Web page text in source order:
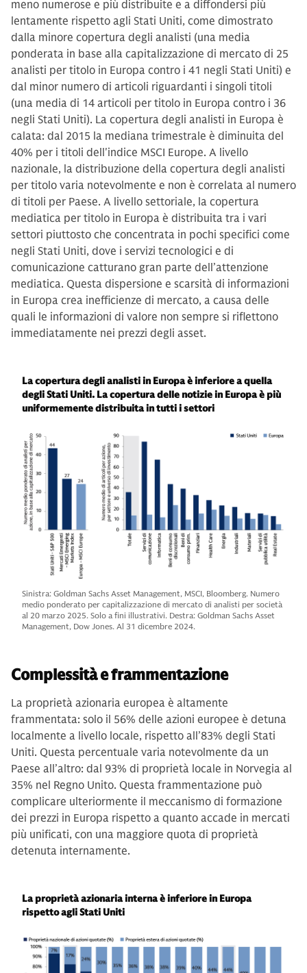
meno numerose e più distribuite e a diffondersi più
lentamente rispetto agli Stati Uniti, come dimostrato
dalla minore copertura degli analisti (una media
ponderata in base alla capitalizzazione di mercato di 25
analisti per titolo in Europa contro i 41 negli Stati Uniti) e
dal minor numero di articoli riguardanti i singoli titoli
(una media di 14 articoli per titolo in Europa contro i 36
negli Stati Uniti). La copertura degli analisti in Europa è
calata: dal 2015 la mediana trimestrale è diminuita del
40% per i titoli dell'indice MSCI Europe. A livello
nazionale, la distribuzione della copertura degli analisti
per titolo varia notevolmente e non è correlata al numero
di titoli per Paese. A livello settoriale, la copertura
mediatica per titolo in Europa è distribuita tra i vari
settori piuttosto che concentrata in pochi specifici come
negli Stati Uniti, dove i servizi tecnologici e di
comunicazione catturano gran parte dell’attenzione
mediatica. Questa dispersione e scarsità di informazioni
in Europa crea inefficienze di mercato, a causa delle
quali le informazioni di valore non sempre si riflettono
immediatamente nei prezzi degli asset.
La copertura degli analisti in Europa è inferiore a quella
degli Stati Uniti. La copertura delle notizie in Europa è più
uniformemente distribuita in tutti i settori
Sinistra: Goldman Sachs Asset Management, MSCI, Bloomberg. Numero
medio ponderato per capitalizzazione di mercato di analisti per società
al 20 marzo 2025. Solo a fini illustrativi. Destra: Goldman Sachs Asset
Management, Dow Jones. Al 31 dicembre 2024.
Complessità e frammentazione
La proprietà azionaria europea è altamente
frammentata: solo il 56% delle azioni europee è detuna
localmente a livello locale, rispetto all’83% degli Stati
Uniti. Questa percentuale varia notevolmente da un
Paese all’altro: dal 93% di proprietà locale in Norvegia al
35% nel Regno Unito. Questa frammentazione può
complicare ulteriormente il meccanismo di formazione
dei prezzi in Europa rispetto a quanto accade in mercati
più unificati, con una maggiore quota di proprietà
detenuta internamente.
La proprietà azionaria interna è inferiore in Europa
rispetto agli Stati Uniti